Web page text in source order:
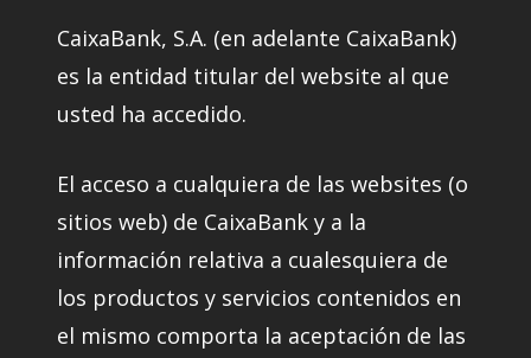
CaixaBank, S.A. (en adelante CaixaBank)
es la entidad titular del website al que
usted ha accedido.
El acceso a cualquiera de las websites (o
sitios web) de CaixaBank y a la
información relativa a cualesquiera de
los productos y servicios contenidos en
el mismo comporta la aceptación de las